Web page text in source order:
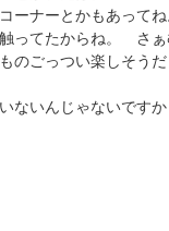
ーナーとかもあって
ってたからね。 さぁ
ごっつい楽しそうだ
ないんじゃないですか